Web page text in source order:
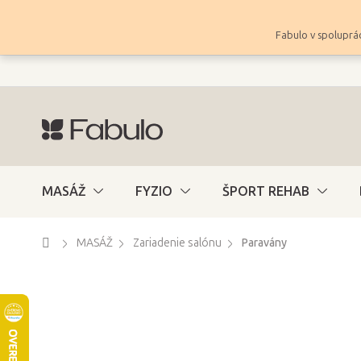
Fabulo v
MASÁŽ FYZIO ŠPORT REHAB
DomovMASÁŽ Zariadenie salónu Paravány